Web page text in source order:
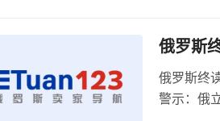
俄罗斯
俄罗斯终
警示：俄